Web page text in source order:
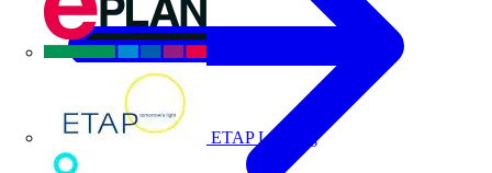
ETAP Lighting